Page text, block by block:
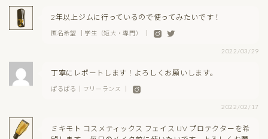
2年以上ジムに行っているので使ってみたいです！
匿名希望 ｜学生（短大・専門） ｜
2022/03/29
丁寧にレポートします！よろしくお願いします。
ぱるぱる｜フリーランス ｜
2022/02/17
ミキモト コスメティックス フェイス UV プロテクターを希